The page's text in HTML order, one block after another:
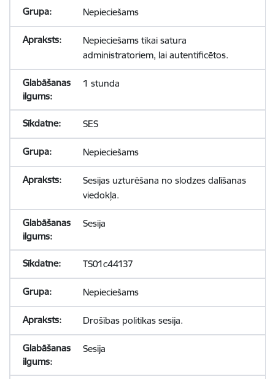
Nepieciešams
Nepieciešams tikai satura
administratoriem, lai autentificētos.
1 stunda
SES
Nepieciešams
Sesijas uzturēšana no slodzes dalīšanas
viedokļa.
Sesija
TS01c44137
Nepieciešams
Drošības politikas sesija.
Sesija